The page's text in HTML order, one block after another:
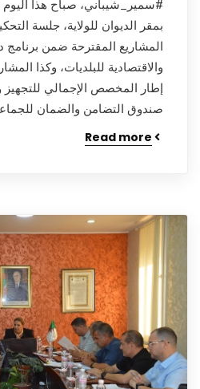
بمقر الديوان للولاية، جلسة
المشاريع المقترحة ضمن برنامج
والاقتصادية للبلديات، وكذا
إطار المخصص الإجمالي للتجهيز
صندوق التضامن والضمان
Read more